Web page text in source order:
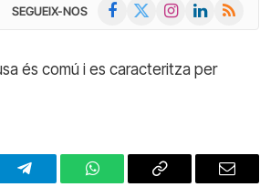
SEGUEIX-NOS Facebook InstagramLinkedIn
RSS
és comú i es caracteritza per
Telegram WhatsAppCopy
Email